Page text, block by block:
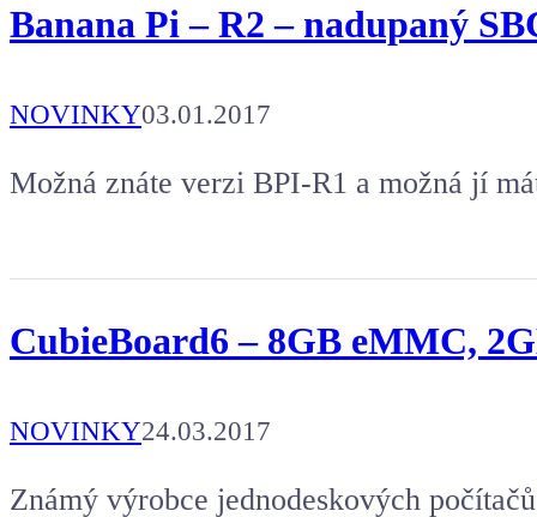
Banana Pi – R2 – nadupaný
NOVINKY03.01.2017
Možná znáte verzi BPI-R1 a možná jí
CubieBoard6 – 8GB eMMC,
NOVINKY24.03.2017
Známý výrobce jednodeskových